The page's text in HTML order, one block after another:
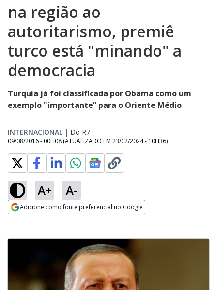
na região ao
autoritarismo, premiê
turco está "minando" a
democracia
Turquia já foi classificada por Obama como um
exemplo "importante” para o Oriente Médio
INTERNACIONAL | Do R7
09/08/2016 - 00H08 (ATUALIZADO EM 23/02/2024 - 10H36)
A+ A-
Adicione como fonte preferencial no Google